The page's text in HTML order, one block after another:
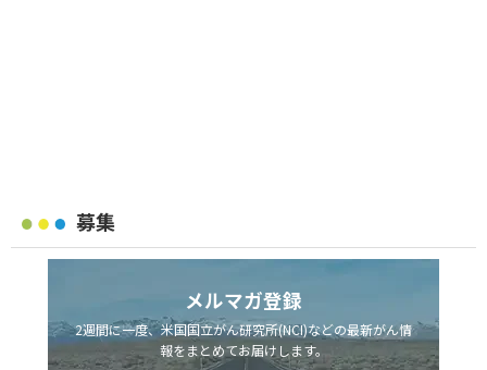
募集
メルマガ登録
2週間に一度、米国国立がん研究所(NCI)などの最新がん情
報をまとめてお届けします。